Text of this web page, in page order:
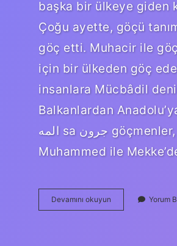
başka bir ülkeye giden
Çoğu ayette, göçü
göç etti. Muhacir ile
için bir ülkeden göç
insanlara Mücbâdil
Balkanlardan
المه sa جرون göçmenler, göçmenler), göç eden Müslümanlar için İslami Peygamber
Muhammed ile
Devamını okuyun Muhacir
Işi
Yorum